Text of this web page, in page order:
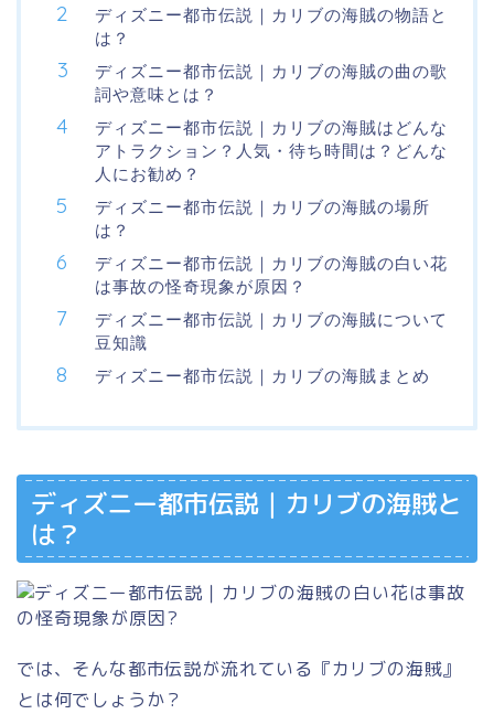
ディズニー都市伝説｜カリブの海賊の物語と
は？
ディズニー都市伝説｜カリブの海賊の曲の歌
詞や意味とは？
ディズニー都市伝説｜カリブの海賊はどんな
アトラクション？人気・待ち時間は？どんな
人にお勧め？
ディズニー都市伝説｜カリブの海賊の場所
は？
ディズニー都市伝説｜カリブの海賊の白い花
は事故の怪奇現象が原因？
ディズニー都市伝説｜カリブの海賊について
豆知識
ディズニー都市伝説｜カリブの海賊まとめ
ディズニー都市伝説｜カリブの海賊と
は？
では、そんな都市伝説が流れている『カリブの海賊』
とは何でしょうか？